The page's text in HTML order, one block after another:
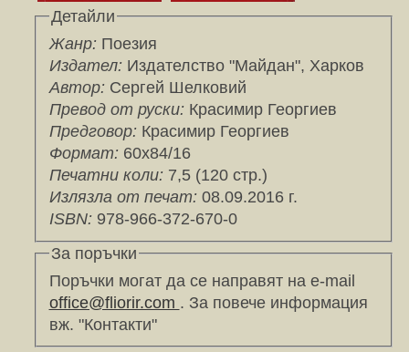
Детайли
Жанр: Поезия
Издател: Издателство "Майдан", Харков
Автор: Сергей Шелковий
Превод от руски:Красимир Георгиев
Предговор:Красимир Георгиев
Формат:60х84/16
Печатни коли:7,5 (120стр.)
Излязла от печат: 08.09.2016 г.
ISBN: 978-966-372-670-0
За поръчки
Поръчки могат да се направят на e-mail
office@fliorir.com . За повече информация
вж. "Контакти"